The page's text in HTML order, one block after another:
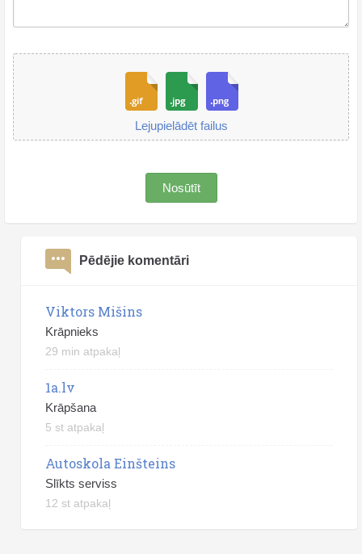
Lejupielādēt failus
Nosūtīt
Pēdējie komentāri
Viktors Mišins
Krāpnieks
29 min atpakaļ
1a.lv
Krāpšana
5 st atpakaļ
Autoskola Einšteins
Slīkts serviss
12 st atpakaļ